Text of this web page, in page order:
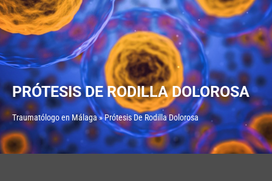
PRÓTESIS DE RODILLA DOLOROSA
Traumatólogo en Málaga»Prótesis De Rodilla Dolorosa